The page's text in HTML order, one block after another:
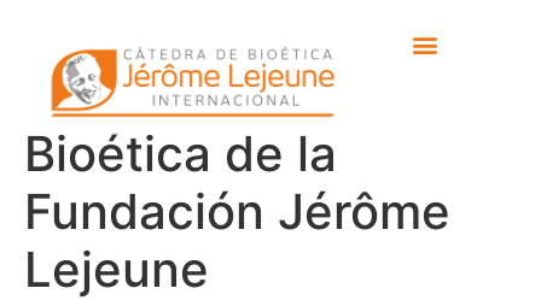
Etiqueta:
Conversaciones de
Bioética de la
Fundación Jérôme
Lejeune